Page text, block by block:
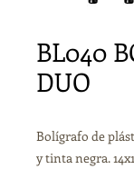
BL040
DUO
Bolígrafo de
y tinta negra.